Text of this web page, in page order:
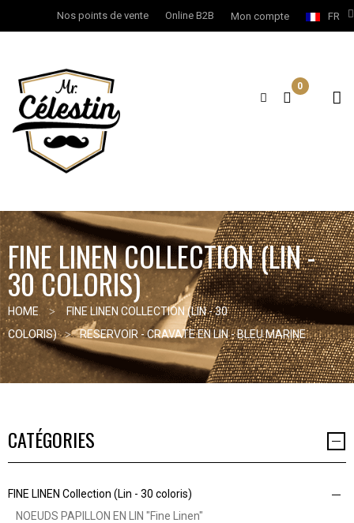
FR
Mon compte
Online B2B
Nos points de vente
0
FINE LINEN COLLECTION (LIN -
30 COLORIS)
HOME
FINE LINEN COLLECTION (LIN - 30
COLORIS)
RESERVOIR - CRAVATE EN LIN - BLEU MARINE
CATÉGORIES
FINE LINEN Collection (Lin - 30 coloris)
NOEUDS PAPILLON EN LIN "Fine Linen"